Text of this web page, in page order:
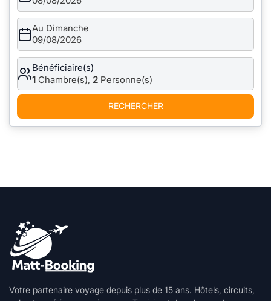
Au Dimanche
09/08/2026
Bénéficiaire(s)
1 Chambre(s), 2 Personne(s)
RECHERCHER
Votre partenaire voyage depuis plus de 15 ans. Hôtels, circuits,